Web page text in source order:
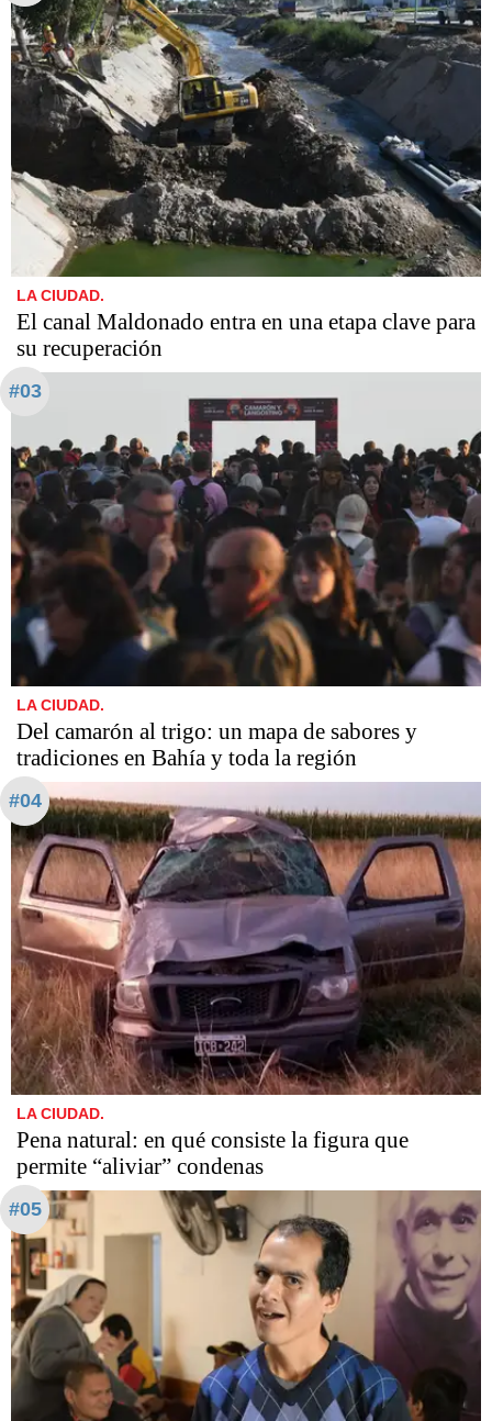
LA CIUDAD.
El canal Maldonado entra en una etapa clave para
su recuperación
#03
LA CIUDAD.
Del camarón al trigo: un mapa de sabores y
tradiciones en Bahía y toda la región
#04
LA CIUDAD.
Pena natural: en qué consiste la figura que
permite “aliviar” condenas
#05